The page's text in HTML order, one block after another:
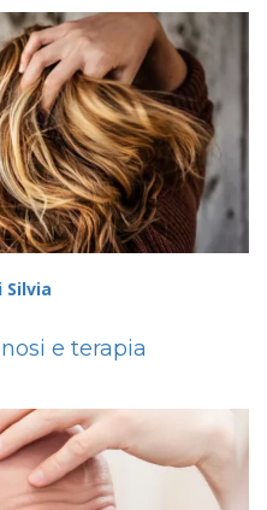
Silvia
e terapia